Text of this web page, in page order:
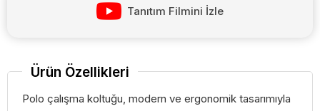
Tanıtım Filmini İzle
Ürün Özellikleri
Polo çalışma koltuğu, modern ve ergonomik tasarımıyla